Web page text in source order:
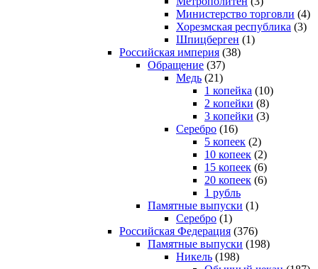
Министерство торговли (4)
Хорезмская республика (3)
Шпицберген (1)
Российская империя (38)
Обращение (37)
Медь (21)
1 копейка (10)
2 копейки (8)
3 копейки (3)
Серебро (16)
5 копеек (2)
10 копеек (2)
15 копеек (6)
20 копеек (6)
1 рубль
Памятные выпуски (1)
Серебро (1)
Российская Федерация (376)
Памятные выпуски (198)
Никель (198)